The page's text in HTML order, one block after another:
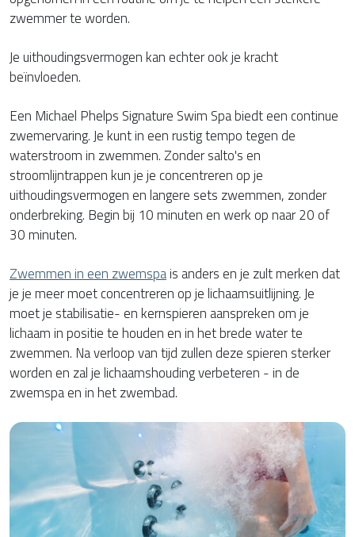
zwemmer te worden.
Je uithoudingsvermogen kan echter ook je kracht
beïnvloeden.
Een Michael Phelps Signature Swim Spa biedt een continue
zwemervaring. Je kunt in een rustig tempo tegen de
waterstroom in zwemmen. Zonder salto's en
stroomlijntrappen kun je je concentreren op je
uithoudingsvermogen en langere sets zwemmen, zonder
onderbreking. Begin bij 10 minuten en werk op naar 20 of
30 minuten.
Zwemmen in een zwemspais anders en je zult merken dat
je je meer moet concentreren op je lichaamsuitlijning. Je
moet je stabilisatie- en kernspieren aanspreken om je
lichaam in positie te houden en in het brede water te
zwemmen. Na verloop van tijd zullen deze spieren sterker
worden en zal je lichaamshouding verbeteren - in de
zwemspa en in het zwembad.